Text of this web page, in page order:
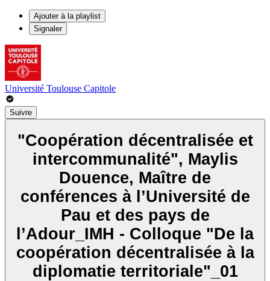
Ajouter à la playlist
Signaler
Université Toulouse Capitole
Suivre
"Coopération décentralisée et
intercommunalité", Maylis
Douence, Maître de
conférences à l’Université de
Pau et des pays de
l’Adour_IMH - Colloque "De la
coopération décentralisée à la
diplomatie territoriale"_01